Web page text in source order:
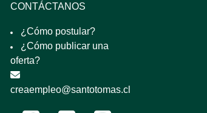
CONTÁCTANOS
¿Cómo postular?
¿Cómo publicar una
oferta?
creaempleo@santotomas.cl